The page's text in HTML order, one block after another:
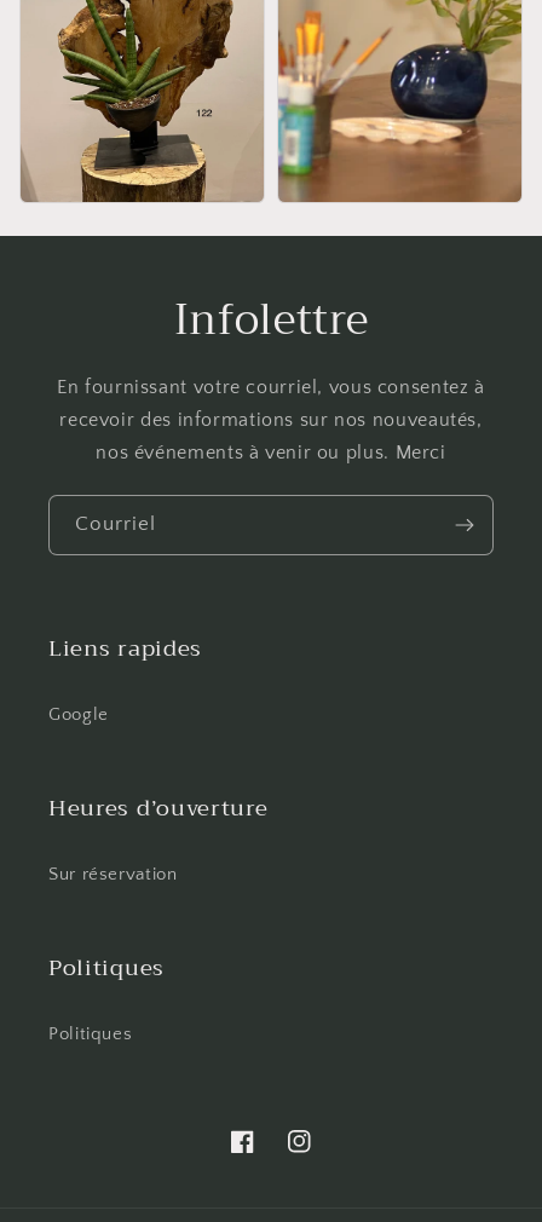
Infolettre
En fournissant votre courriel, vous consentez à
recevoir des informations sur nos nouveautés,
nos événements à venir ou plus. Merci
Courriel
Liens rapides
Google
Heures d’ouverture
Sur réservation
Politiques
Politiques
AtelierAmaranthe
Instagram